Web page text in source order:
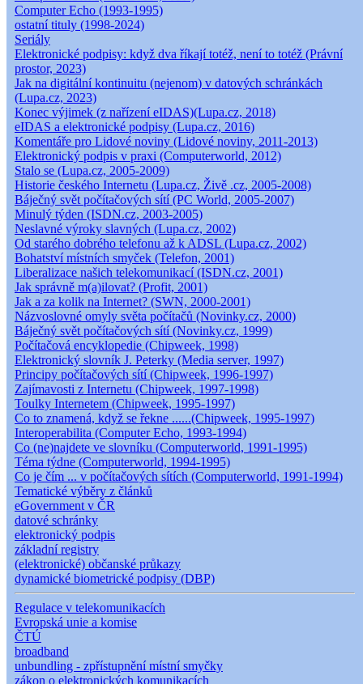
Computer Echo (1993-1995)
ostatní tituly (1998-2024)
Seriály
Elektronické podpisy: když dva říkají totéž, není to totéž (Právní
prostor, 2023)
Jak na digitální kontinuitu (nejenom) v datových schránkách
(Lupa.cz, 2023)
Konec výjimek (z nařízení eIDAS)(Lupa.cz, 2018)
eIDAS a elektronické podpisy (Lupa.cz, 2016)
Komentáře pro Lidové noviny (Lidové noviny, 2011-2013)
Elektronický podpis v praxi (Computerworld, 2012)
Stalo se (Lupa.cz, 2005-2009)
Historie českého Internetu (Lupa.cz, Živě .cz, 2005-2008)
Báječný svět počítačových sítí (PC World, 2005-2007)
Minulý týden (ISDN.cz, 2003-2005)
Neslavné výroky slavných (Lupa.cz, 2002)
Od starého dobrého telefonu až k ADSL (Lupa.cz, 2002)
Bohatství místních smyček (Telefon, 2001)
Liberalizace našich telekomunikací (ISDN.cz, 2001)
Jak správně m(a)ilovat? (Profit, 2001)
Jak a za kolik na Internet? (SWN, 2000-2001)
Názvoslovné omyly světa počítačů (Novinky.cz, 2000)
Báječný svět počítačových sítí (Novinky.cz, 1999)
Počítačová encyklopedie (Chipweek, 1998)
Elektronický slovník J. Peterky (Media server, 1997)
Principy počítačových sítí (Chipweek, 1996-1997)
Zajímavosti z Internetu (Chipweek, 1997-1998)
Toulky Internetem (Chipweek, 1995-1997)
Co to znamená, když se řekne ......(Chipweek, 1995-1997)
Interoperabilita (Computer Echo, 1993-1994)
Co (ne)najdete ve slovníku (Computerworld, 1991-1995)
Téma týdne (Computerworld, 1994-1995)
Co je čím ... v počítačových sítích (Computerworld, 1991-1994)
Tematické výběry z článků
eGovernment v ČR
datové schránky
elektronický podpis
základní registry
(elektronické) občanské průkazy
dynamické biometrické podpisy (DBP)
Regulace v telekomunikacích
Evropská unie a komise
ČTÚ
broadband
unbundling - zpřístupnění místní smyčky
zákon o elektronických komunikacích